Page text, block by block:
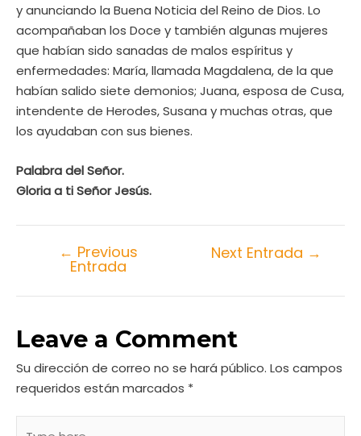
y anunciando la Buena Noticia del Reino de Dios. Lo
acompañaban los Doce y también algunas mujeres
que habían sido sanadas de malos espíritus y
enfermedades: María, llamada Magdalena, de la que
habían salido siete demonios; Juana, esposa de Cusa,
intendente de Herodes, Susana y muchas otras, que
los ayudaban con sus bienes.
Palabra del Señor.
Gloria a ti Señor Jesús.
← Previous
Entrada
Next Entrada →
Leave a Comment
Su dirección de correo no se hará público. Los campos
requeridos están marcados *